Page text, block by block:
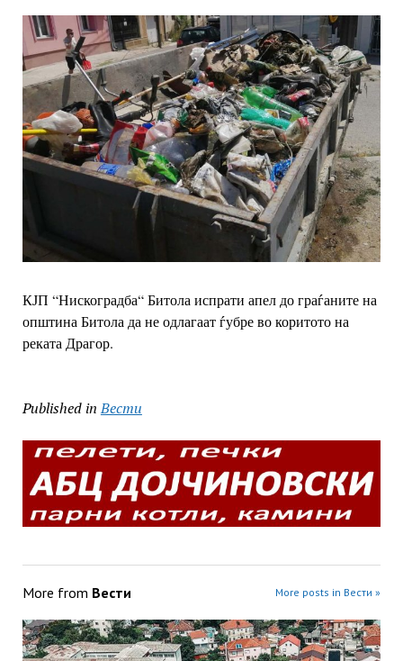
КЈП “Нискоградба“ Битола испрати апел до граѓаните на
општина Битола да не одлагаат ѓубре во коритото на
реката Драгор.
Published in Вести
More from Вести More posts in Вести »